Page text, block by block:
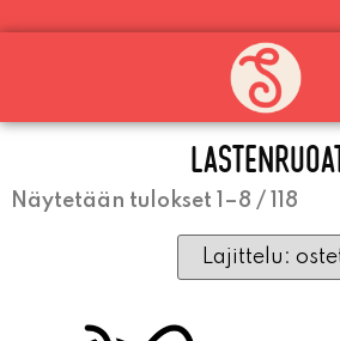
PALVELEMME
KLO 11-21)
SAAKKA JONKA
AVOINNA
SU) ELOKUUN LOPPUUN
Näytetään tulokset 1–8 / 118